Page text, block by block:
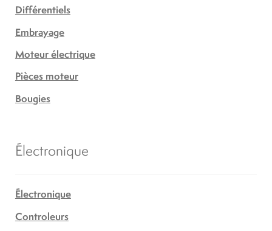
Différentiels
Embrayage
Moteur électrique
Pièces moteur
Bougies
Électronique
Électronique
Controleurs